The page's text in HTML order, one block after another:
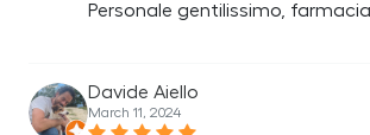
Personale gentilissimo,
Davide Aiello
March 11, 2024